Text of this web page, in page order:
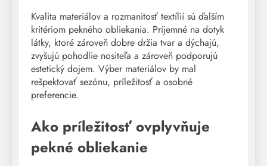
Kvalita materiálov a rozmanitosť textílií sú ďalším
kritériom pekného obliekania. Príjemné na dotyk
látky, ktoré zároveň dobre držia tvar a dýchajú,
zvyšujú pohodlie nositeľa a zároveň podporujú
estetický dojem. Výber materiálov by mal
rešpektovať sezónu, príležitosť a osobné
preferencie.
Ako príležitosť ovplyvňuje
pekné obliekanie